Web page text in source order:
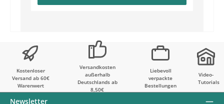
Kostenloser
Versand ab 60€
Warenwert
Versandkosten
außerhalb
Deutschlands ab
8,50€
Liebevoll
verpackte
Bestellungen
Video-
Tutorials
Newsletter